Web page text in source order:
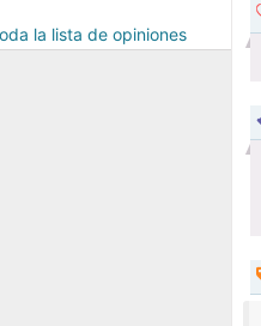
la lista de opiniones